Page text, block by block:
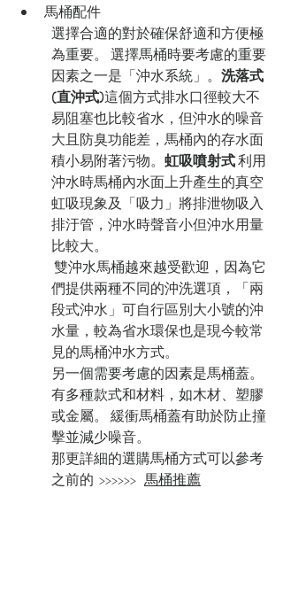
馬桶配件
選擇合適的對於確保舒適和​​方便極
為重要。 選擇馬桶時要考慮的重要
因素之一是「沖水系統」。 洗落式
(直沖式)這個方式排水口徑較大不
易阻塞也比較省水，但沖水的噪音
大且防臭功能差，馬桶內的存水面
積小易附著污物。 虹吸噴射式利用
沖水時馬桶內水面上升產生的真空
虹吸現象及「吸力」將排泄物吸入
排汙管，沖水時聲音小但沖水用量
比較大。
們提供兩種不同的沖洗選項，
「兩
段式沖水」可自行區別大小號的沖
水量，較為省水環保也是現今較常
見的馬桶沖水方式。
另一個需要考慮的因素是馬桶蓋。
有多種款式和材料，如木材、塑膠
或金屬。 緩衝馬桶蓋有助於防止撞
擊並減少噪音。
那更詳細的選購馬桶方式可以參考
之前的  >>>>>> 馬桶推薦